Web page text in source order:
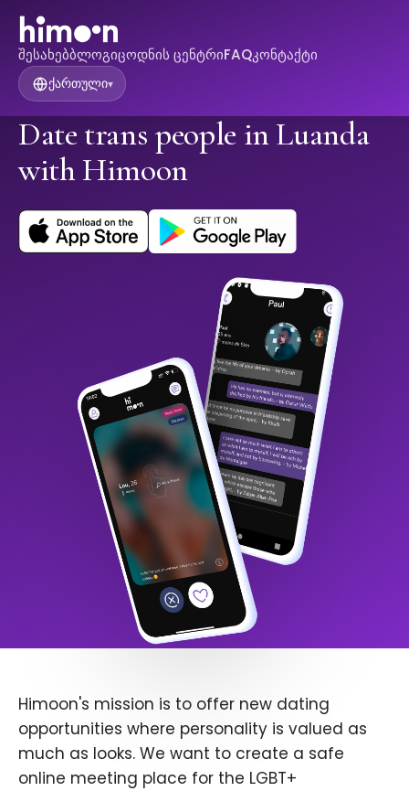
შესახებბლოგიცოდნის ცენტრიFAQკონტაქტი
ქართული▾
Date trans people in Luanda
with Himoon
Himoon's mission is to offer new dating
opportunities where personality is valued as
much as looks. We want to create a safe
online meeting place for the LGBT+